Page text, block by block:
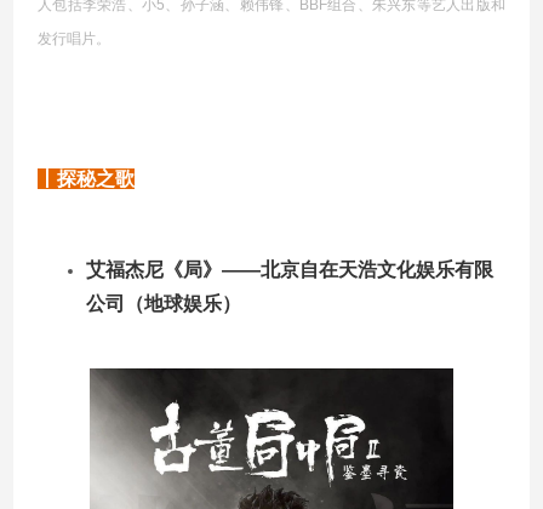
人包括李荣浩、小5、孙子涵、赖伟锋、BBF组合、朱兴东等艺人出版和
发行唱片。
丨探秘之歌
艾福杰尼《局》——北京自在天浩文化娱乐有限
公司（地球娱乐）